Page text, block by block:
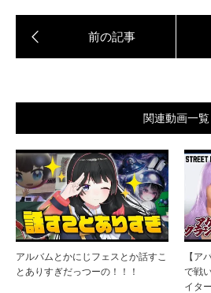
関連動画一覧
アルバムとかにじフェスとか話すこ
とありすぎだっつーの！！！
【ア
で戦
イタ